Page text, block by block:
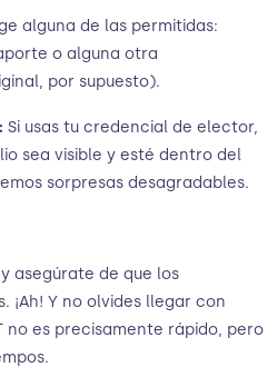
alguna de las permitidas:
o alguna otra
por supuesto).
Si usas tu credencial de elector,
sea visible y esté dentro del
sorpresas desagradables.
asegúrate de que los
¡Ah! Y no olvides llegar con
no es precisamente rápido, pero